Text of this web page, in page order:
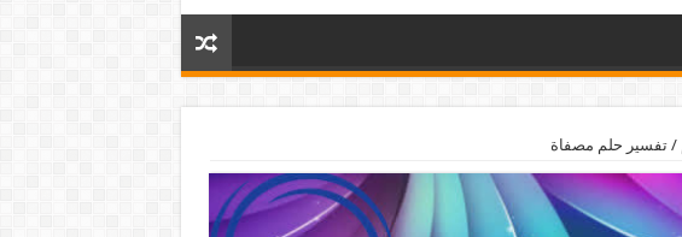
/ تفسير حلم مصفاة